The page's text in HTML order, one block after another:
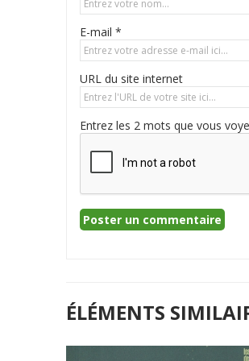
E-mail *
URL du site internet
Entrez les 2 mots que vous
ÉLÉMENTS